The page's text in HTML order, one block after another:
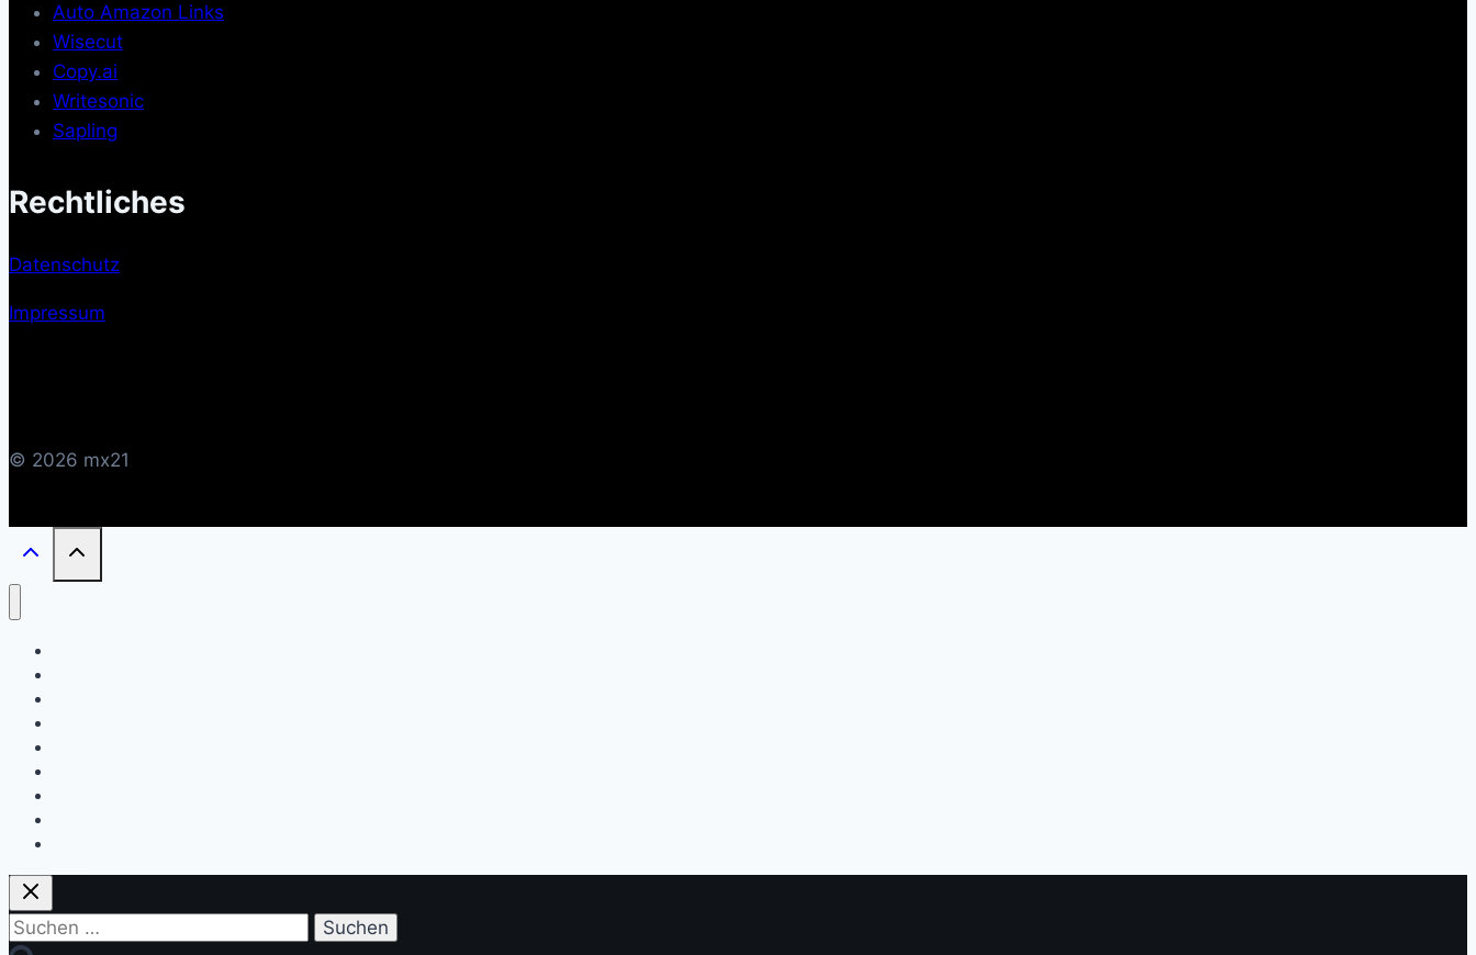
Auto Amazon Links
Wisecut
Copy.ai
Writesonic
Sapling
Rechtliches
Datenschutz
Impressum
© 2026 mx21
Suchen